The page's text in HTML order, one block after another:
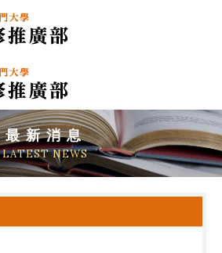
最新消息
LATEST NEWS